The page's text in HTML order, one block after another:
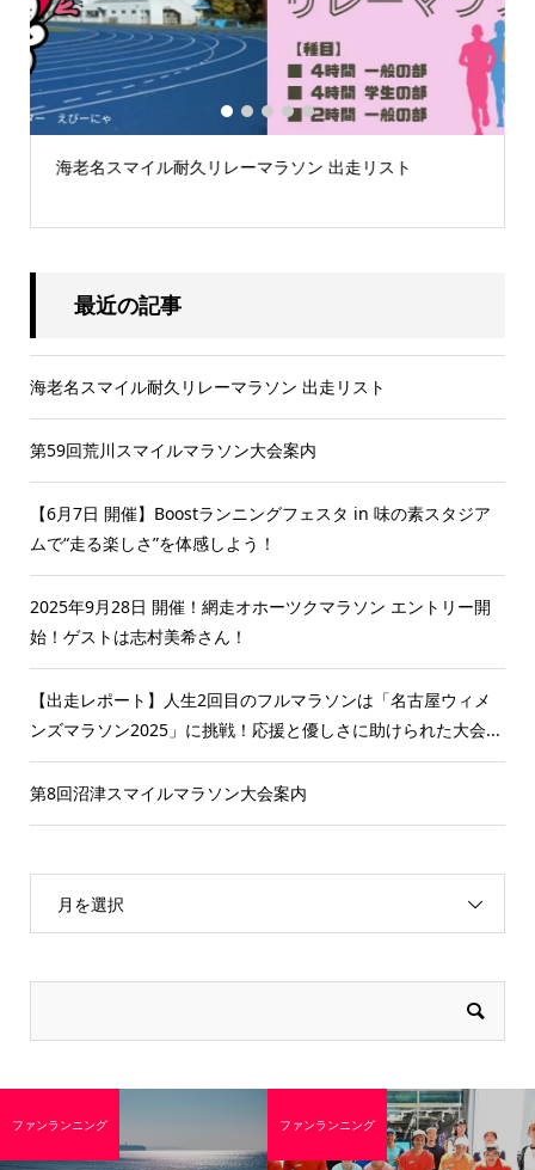
第59回荒川スマイルマラソン大会案内
1 2 3 4 5
最近の記事
海老名スマイル耐久リレーマラソン 出走リスト
第59回荒川スマイルマラソン大会案内
【6月7日 開催】Boostランニングフェスタ in 味の素スタジア
ムで“走る楽しさ”を体感しよう！
2025年9月28日 開催！網走オホーツクマラソン エントリー開
始！ゲストは志村美希さん！
【出走レポート】人生2回目のフルマラソンは「名古屋ウィメ
ンズマラソン2025」に挑戦！応援と優しさに助けられた大会...
第8回沼津スマイルマラソン大会案内
月を選択
ファンランニング ファンランニング